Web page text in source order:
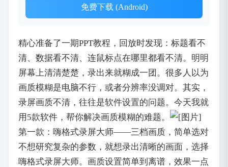
免费下载 (Android)
精心准备了一期PPT教程，回放时发现：标题看不
清、数据看不清、连鼠标点在哪里都看不清。明明
屏幕上清清楚楚，录出来就糊成一团。很多人以为
画质模糊是电脑不行，或者分辨率没调对。其实，
录屏画质不清，往往是软件设置的问题。今天我就
用5款软件，帮你解决画质模糊的难题。
第一款：嗨格式录屏大师——三档画质，简单选对
不想研究复杂的参数，就想录出清晰的画面，选择
嗨格式录屏大师。画质设置简单到离谱，效果一点